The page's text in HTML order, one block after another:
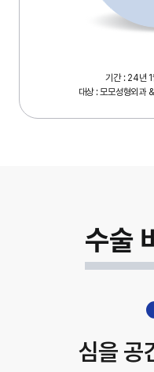
기간 : 24년
대상 : 모모성형외과
수술
심을 공